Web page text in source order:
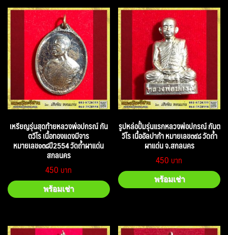
เหรียญรุ่นสุดท้ายหลวงพ่อปกรณ์ กัน
ตวีโร เนื้อทองแดงมีจาร
หมายเลข๑๓๘ปี2554 วัดถ้ำผาแด่น
สกลนคร
450
พร้อมเช่า
รูปหล่อปั้มรุ่นแรกหลวงพ่อปกรณ์ กันต
วีโร เนื้ออัลปาก้า หมายเลข๓๙๘ วัดถ้ำ
ผาแด่น จ.สกลนคร
450
พร้อมเช่า